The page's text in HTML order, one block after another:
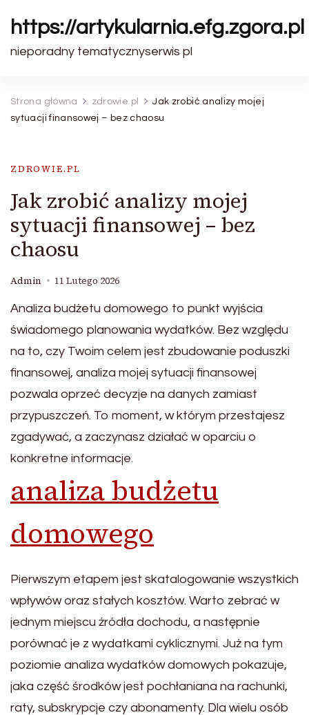
https://artykularnia.efg.zgora.pl
nieporadny tematycznyserwis pl
Strona główna zdrowie.pl
Jak zrobić analizy mojej
sytuacji finansowej – bez chaosu
ZDROWIE.PL
Jak zrobić analizy mojej
sytuacji finansowej – bez
chaosu
Admin 11 Lutego 2026
Analiza budżetu domowego to punkt wyjścia
świadomego planowania wydatków. Bez względu
na to, czy Twoim celem jest zbudowanie poduszki
finansowej, analiza mojej sytuacji finansowej
pozwala oprzeć decyzje na danych zamiast
przypuszczeń. To moment, w którym przestajesz
zgadywać, a zaczynasz działać w oparciu o
konkretne informacje.
analiza budżetu
domowego
Pierwszym etapem jest skatalogowanie wszystkich
wpływów oraz stałych kosztów. Warto zebrać w
jednym miejscu źródła dochodu, a następnie
porównać je z wydatkami cyklicznymi. Już na tym
poziomie analiza wydatków domowych pokazuje,
jaka część środków jest pochłaniana na rachunki,
raty, subskrypcje czy abonamenty. Dla wielu osób